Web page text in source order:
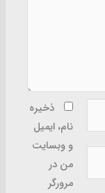
ذخیره
نام، ایمیل
و وبسایت
من در
مرورگر